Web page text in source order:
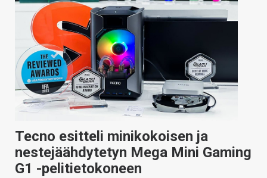
HINTA.FI
KAUPPA
VAIHDA TEEMA
Tecno esitteli minikokoisen ja
nestejäähdytetyn Mega Mini Gaming
G1 -pelitietokoneen